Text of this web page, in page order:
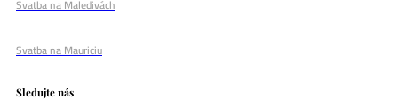
Svatba na Maledivách
Svatba na Mauriciu
Sledujte nás